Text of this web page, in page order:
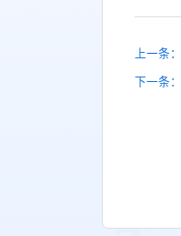
上一条：
下一条：